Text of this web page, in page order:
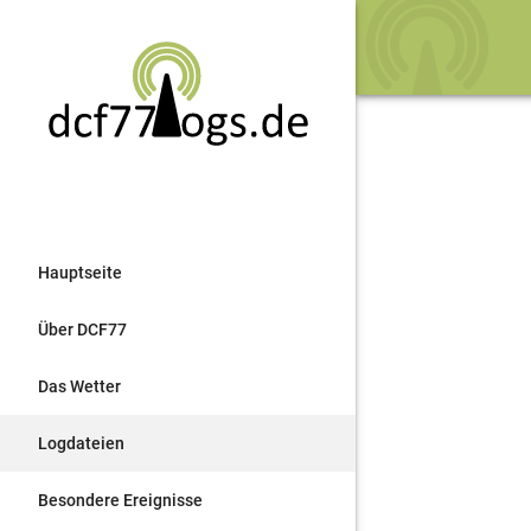
Hauptseite
Über DCF77
Das Wetter
Logdateien
Besondere Ereignisse